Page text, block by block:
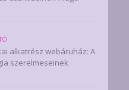
alkatrész webáruház: A
szerelmeseinek